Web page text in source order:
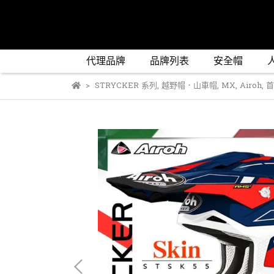
代理品牌 品牌列表 安全帽
STRYCKER 系列, 越野帽．山車帽, MX, Airoh,